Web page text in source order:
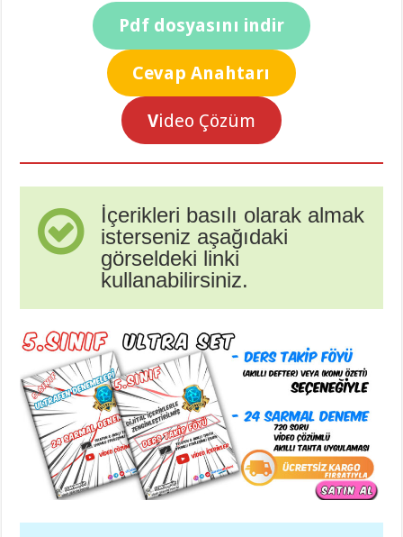
Pdf dosyasını indir
Cevap Anahtarı
Video Çözüm
İçerikleri basılı olarak almak
isterseniz aşağıdaki
görseldeki linki
kullanabilirsiniz.